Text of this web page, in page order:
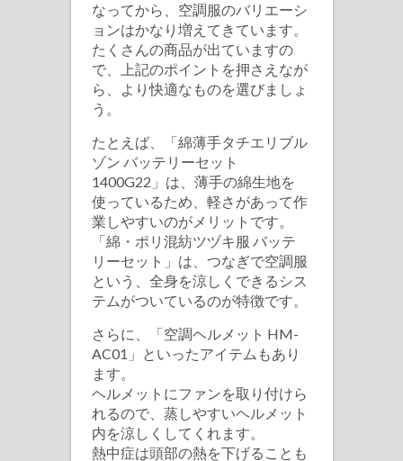
なってから、空調服のバリエーシ
ョンはかなり増えてきています。
たくさんの商品が出ていますの
で、上記のポイントを押さえなが
ら、より快適なものを選びましょ
う。
たとえば、「綿薄手タチエリブル
ゾン バッテリーセット
1400G22」は、薄手の綿生地を
使っているため、軽さがあって作
業しやすいのがメリットです。
「綿・ポリ混紡ツヅキ服 バッテ
リーセット」は、つなぎで空調服
という、全身を涼しくできるシス
テムがついているのが特徴です。
さらに、「空調ヘルメット HM-
AC01」といったアイテムもあり
ます。
ヘルメットにファンを取り付けら
れるので、蒸しやすいヘルメット
内を涼しくしてくれます。
熱中症は頭部の熱を下げることも